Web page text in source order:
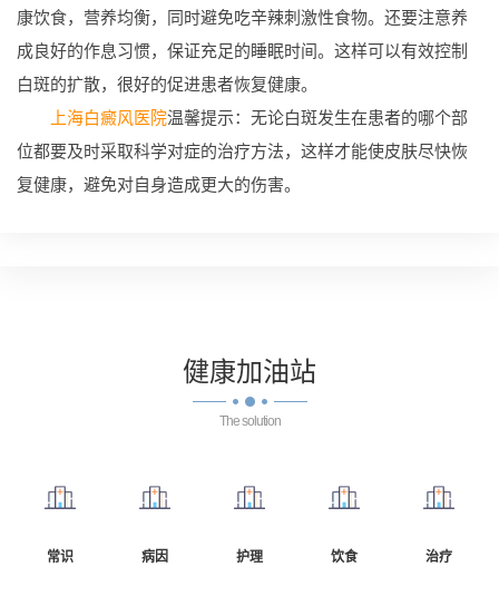
康饮食，营养均衡，同时避免吃辛辣刺激性食物。还要注意养
成良好的作息习惯，保证充足的睡眠时间。这样可以有效控制
白斑的扩散，很好的促进患者恢复健康。
上海白癜风医院温馨提示：无论白斑发生在患者的哪个部
位都要及时采取科学对症的治疗方法，这样才能使皮肤尽快恢
复健康，避免对自身造成更大的伤害。
健康加油站
The solution
常识 病因 护理 饮食 治疗